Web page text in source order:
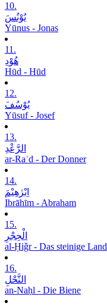
10.
یُوْنُسَ
Yūnus - Jonas
11.
ھُوْدِ
Hūd - Hūd
12.
یُوْسُفَ
Yūsuf - Josef
13.
الرَّعْدِ
ar-Raʿd - Der Donner
14.
اِبْرٰھِیْمَ
Ibrāhīm - Abraham
15.
الْحِجْرِ
al-Ḥiǧr - Das steinige Land
16.
النَّحْلِ
an-Naḥl - Die Biene